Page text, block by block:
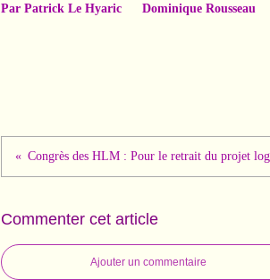
Par Patrick Le Hyaric
Dominique Rousseau
Commenter cet article
Ajouter un commentaire